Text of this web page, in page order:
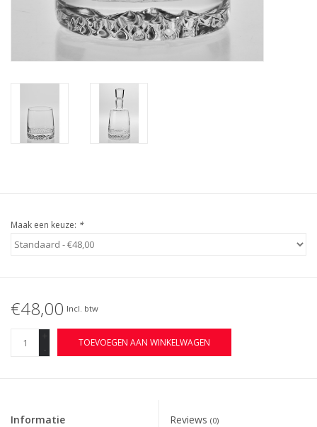
Maak een keuze: *
€48,00 Incl. btw
+
-
TOEVOEGEN AAN WINKELWAGEN
Informatie Reviews (0)